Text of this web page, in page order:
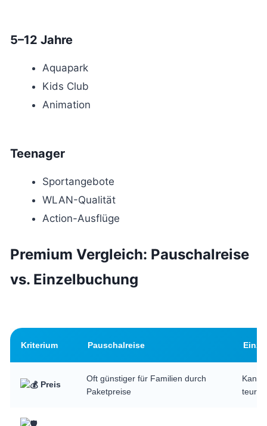
5–12 Jahre
Aquapark
Kids Club
Animation
Teenager
Sportangebote
WLAN-Qualität
Action-Ausflüge
Premium Vergleich: Pauschalreise
vs. Einzelbuchung
Kriterium Pauschalreise
Preis
Oft günstiger für Familien durch
Paketpreise
Kann
teurer